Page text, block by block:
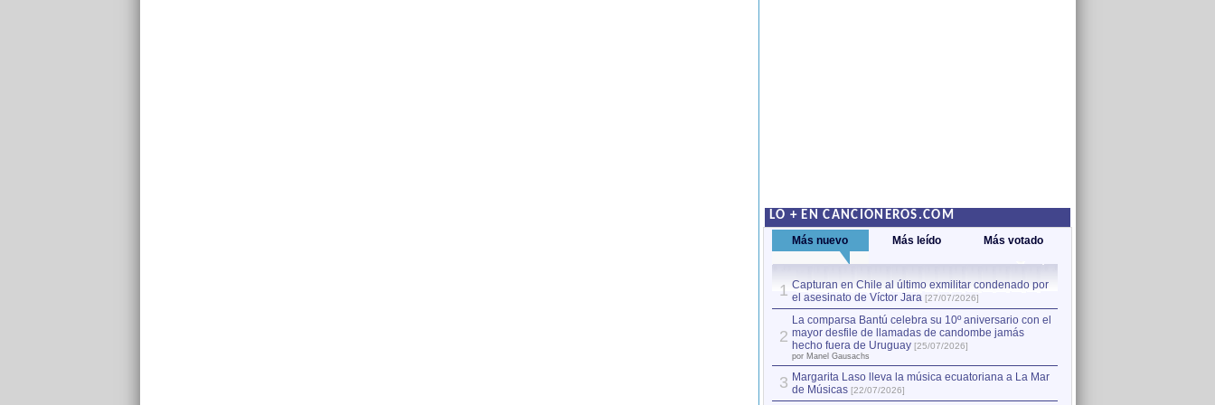
LO + EN CANCIONEROS.COM
Más nuevo Más leído Más votado
1 Capturan en Chile al último exmilitar condenado por
el asesinato de Víctor Jara [27/07/2026]
2
La comparsa Bantú celebra su 10º aniversario con el
mayor desfile de llamadas de candombe jamás
hecho fuera de Uruguay [25/07/2026]
por Manel Gausachs
3 Margarita Laso lleva la música ecuatoriana a La Mar
de Músicas [22/07/2026]